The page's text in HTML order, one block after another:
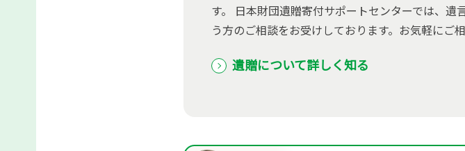
す。 日本財団遺贈寄付サポートセンターでは、
う方のご相談をお受けしております。お気軽にご
遺贈について詳しく知る